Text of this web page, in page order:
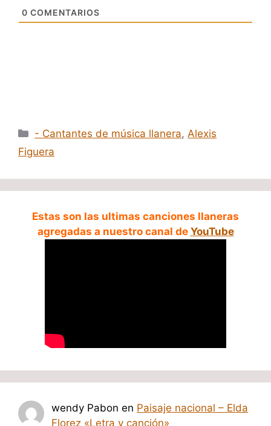
0 COMENTARIOS
Categorías
- Cantantes de música llanera, Alexis
Figuera
Estas son las ultimas canciones llaneras
agregadas a nuestro canal de YouTube
wendy Pabon en Paisaje nacional – Elda
Florez «Letra y canción»